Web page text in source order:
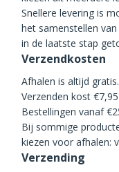
Snellere levering is
het samenstellen
in de laatste stap
Verzendkosten
Afhalen is altijd gratis.
Verzenden kost
Bestellingen vanaf
Bij sommige
kiezen voor afhalen:
Verzending